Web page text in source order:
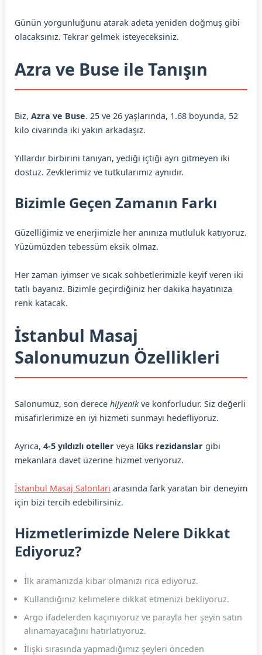
Günün yorgunluğunu atarak adeta yeniden doğmuş gibi
olacaksınız. Tekrar gelmek isteyeceksiniz.
Azra ve Buse ile Tanışın
Biz, Azra ve Buse. 25 ve 26 yaşlarında, 1.68 boyunda, 52
kilo civarında iki yakın arkadaşız.
Yıllardır birbirini tanıyan, yediği içtiği ayrı gitmeyen iki
dostuz. Zevklerimiz ve tutkularımız aynıdır.
Bizimle Geçen Zamanın Farkı
Güzelliğimiz ve enerjimizle her anınıza mutluluk katıyoruz.
Yüzümüzden tebessüm eksik olmaz.
Her zaman iyimser ve sıcak sohbetlerimizle keyif veren iki
tatlı bayanız. Bizimle geçirdiğiniz her dakika hayatınıza
renk katacak.
İstanbul Masaj
Salonumuzun Özellikleri
Salonumuz, son derece hijyenikve konforludur. Siz değerli
misafirlerimize en iyi hizmeti sunmayı hedefliyoruz.
Ayrıca, 4-5 yıldızlı oteller veya lüks rezidanslar gibi
mekanlara davet üzerine hizmet veriyoruz.
İstanbul Masaj Salonları arasında fark yaratan bir deneyim
için bizi tercih edebilirsiniz.
Hizmetlerimizde Nelere Dikkat
Ediyoruz?
İlk aramanızda kibar olmanızı rica ediyoruz.
Kullandığınız kelimelere dikkat etmenizi bekliyoruz.
Argo ifadelerden kaçınıyoruz ve parayla her şeyin satın
alınamayacağını hatırlatıyoruz.
İlişki sırasında yapmadığımız şeyleri önceden